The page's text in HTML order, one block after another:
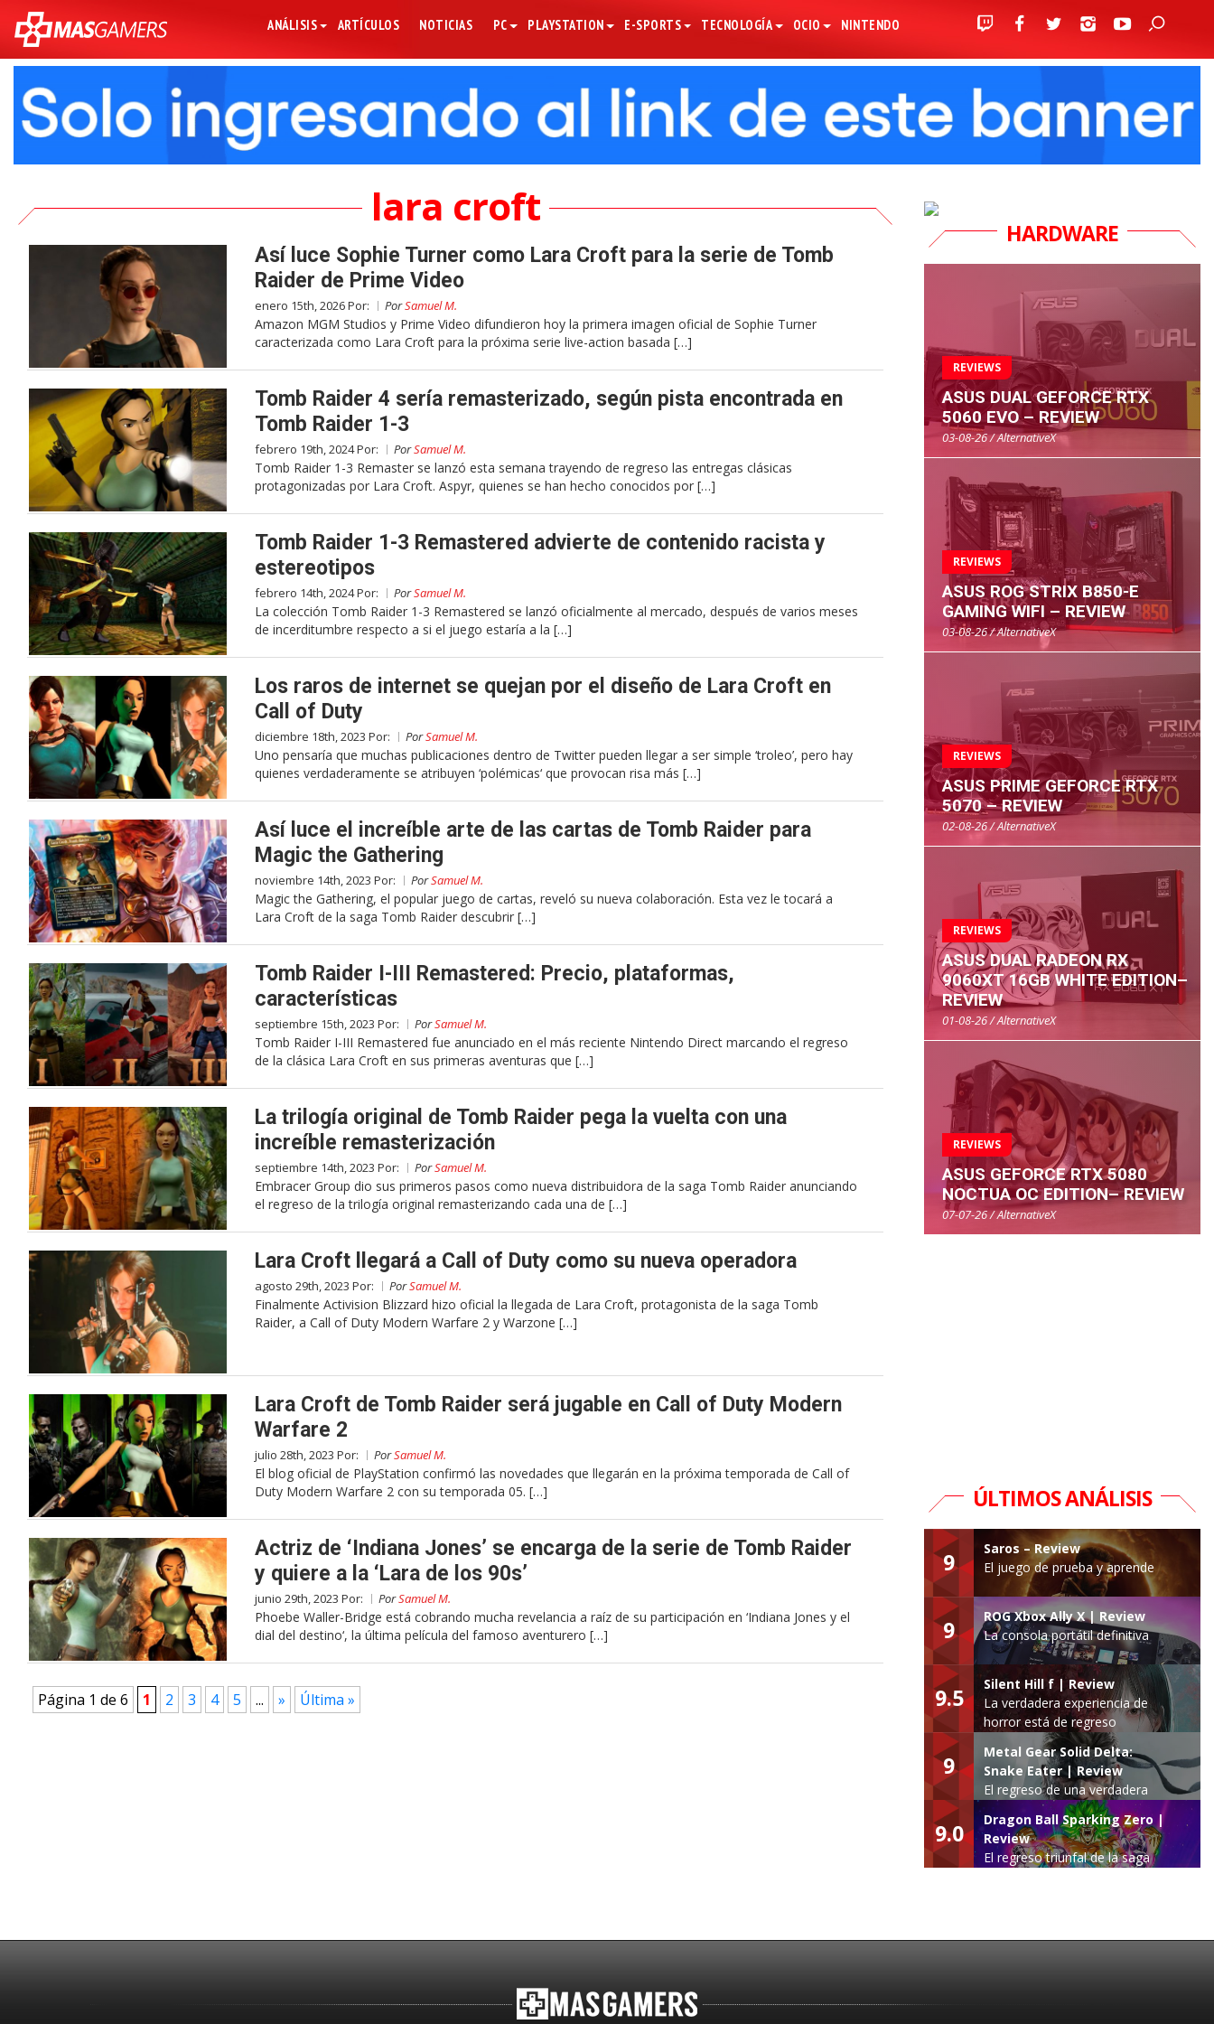
ANÁLISIS ARTÍCULOS NOTICIAS PC PLAYSTATION E-SPORTS TECNOLOGÍA OCIO NINTENDO
lara croft
Así luce Sophie Turner como Lara Croft para la serie de Tomb
Raider de Prime Video
enero 15th, 2026 Por: PorSamuel M.
Amazon MGM Studios y Prime Video difundieron hoy la primera imagen oficial de Sophie Turner
caracterizada como Lara Croft para la próxima serie live-action basada […]
Tomb Raider 4 sería remasterizado, según pista encontrada en
Tomb Raider 1-3
febrero 19th, 2024 Por: PorSamuel M.
Tomb Raider 1-3 Remaster se lanzó esta semana trayendo de regreso las entregas clásicas
protagonizadas por Lara Croft. Aspyr, quienes se han hecho conocidos por […]
Tomb Raider 1-3 Remastered advierte de contenido racista y
estereotipos
febrero 14th, 2024 Por: PorSamuel M.
La colección Tomb Raider 1-3 Remastered se lanzó oficialmente al mercado, después de varios meses
de incerditumbre respecto a si el juego estaría a la […]
Los raros de internet se quejan por el diseño de Lara Croft en
Call of Duty
diciembre 18th, 2023 Por: PorSamuel M.
Uno pensaría que muchas publicaciones dentro de Twitter pueden llegar a ser simple ‘troleo’, pero hay
quienes verdaderamente se atribuyen ‘polémicas‘ que provocan risa más […]
Así luce el increíble arte de las cartas de Tomb Raider para
Magic the Gathering
noviembre 14th, 2023 Por: PorSamuel M.
Magic the Gathering, el popular juego de cartas, reveló su nueva colaboración. Esta vez le tocará a
Lara Croft de la saga Tomb Raider descubrir […]
Tomb Raider I-III Remastered: Precio, plataformas,
características
septiembre 15th, 2023 Por: PorSamuel M.
Tomb Raider I-III Remastered fue anunciado en el más reciente Nintendo Direct marcando el regreso
de la clásica Lara Croft en sus primeras aventuras que […]
La trilogía original de Tomb Raider pega la vuelta con una
increíble remasterización
septiembre 14th, 2023 Por: PorSamuel M.
Embracer Group dio sus primeros pasos como nueva distribuidora de la saga Tomb Raider anunciando
el regreso de la trilogía original remasterizando cada una de […]
Lara Croft llegará a Call of Duty como su nueva operadora
agosto 29th, 2023 Por: PorSamuel M.
Finalmente Activision Blizzard hizo oficial la llegada de Lara Croft, protagonista de la saga Tomb
Raider, a Call of Duty Modern Warfare 2 y Warzone […]
Lara Croft de Tomb Raider será jugable en Call of Duty Modern
Warfare 2
julio 28th, 2023 Por: PorSamuel M.
El blog oficial de PlayStation confirmó las novedades que llegarán en la próxima temporada de Call of
Duty Modern Warfare 2 con su temporada 05. […]
Actriz de ‘Indiana Jones’ se encarga de la serie de Tomb Raider
y quiere a la ‘Lara de los 90s’
junio 29th, 2023 Por: PorSamuel M.
Phoebe Waller-Bridge está cobrando mucha revelancia a raíz de su participación en ‘Indiana Jones y el
dial del destino‘, la última película del famoso aventurero […]
Página 1 de 6 1 2 3 4 5 ... » Última »
HARDWARE
REVIEWS
ASUS DUAL GEFORCE RTX
5060 EVO – REVIEW
03-08-26 / AlternativeX
REVIEWS
ASUS ROG STRIX B850-E
GAMING WIFI – REVIEW
03-08-26 / AlternativeX
REVIEWS
ASUS PRIME GEFORCE RTX
5070 – REVIEW
02-08-26 / AlternativeX
REVIEWS
ASUS DUAL RADEON RX
9060XT 16GB WHITE EDITION–
REVIEW
01-08-26 / AlternativeX
REVIEWS
ASUS GEFORCE RTX 5080
NOCTUA OC EDITION– REVIEW
07-07-26 / AlternativeX
ÚLTIMOS ANÁLISIS
9
Saros – Review
El juego de prueba y aprende
9
ROG Xbox Ally X | Review
La consola portátil definitiva
9.5
Silent Hill f | Review
La verdadera experiencia de
horror está de regreso
9
Metal Gear Solid Delta:
Snake Eater | Review
El regreso de una verdadera
leyenda
9.0
Dragon Ball Sparking Zero |
Review
El regreso triunfal de la saga